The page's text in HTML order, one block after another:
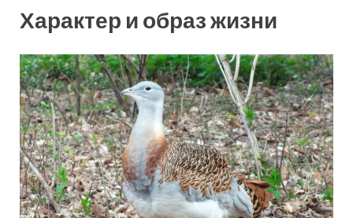
Характер и образ жизни